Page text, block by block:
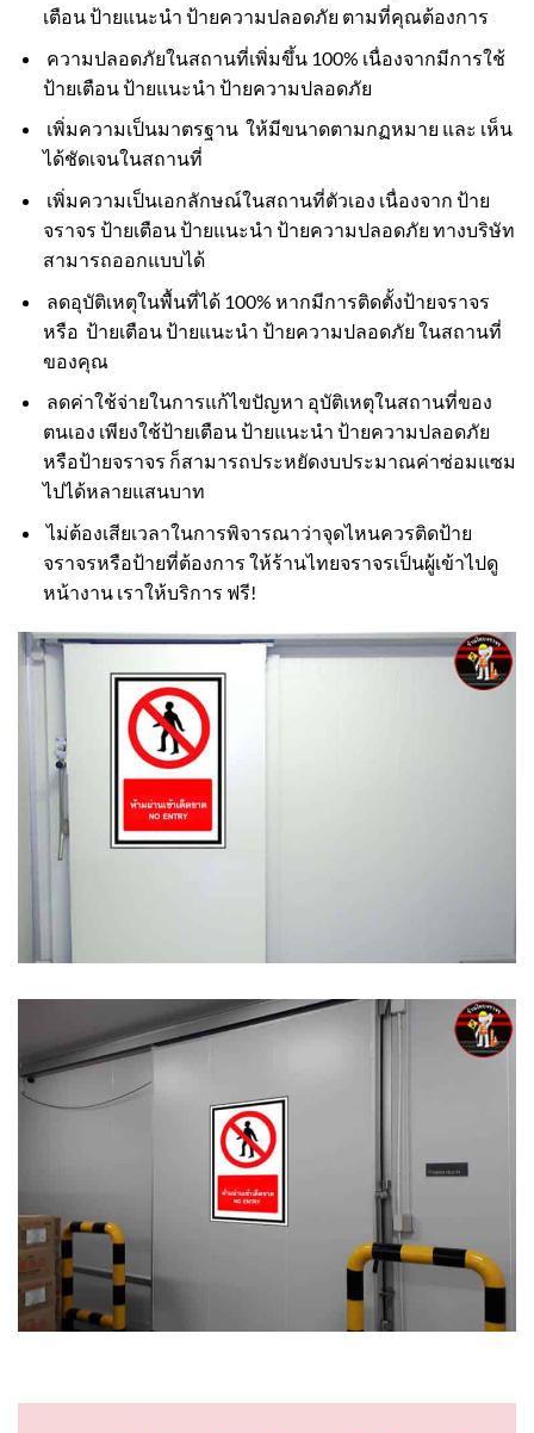
เตือน ป้ายแนะนำ ป้ายความปลอดภัย ตามที่คุณต้องการ
ความปลอดภัยในสถานที่เพิ่มขึ้น 100% เนื่องจากมีการใช้
ป้ายเตือน ป้ายแนะนำ ป้ายความปลอดภัย
เพิ่มความเป็นมาตรฐาน ให้มีขนาดตามกฏหมาย และ เห็น
ได้ชัดเจนในสถานที่
เพิ่มความเป็นเอกลักษณ์ในสถานที่ตัวเอง เนื่องจาก ป้าย
จราจร ป้ายเตือน ป้ายแนะนำ ป้ายความปลอดภัย ทางบริษัท
สามารถออกแบบได้
ลดอุบัติเหตุในพื้นที่ได้ 100% หากมีการติดตั้งป้ายจราจร
หรือ ป้ายเตือน ป้ายแนะนำ ป้ายความปลอดภัย ในสถานที่
ของคุณ
ลดค่าใช้จ่ายในการแก้ไขปัญหา อุบัติเหตุในสถานที่ของ
ตนเอง เพียงใช้ป้ายเตือน ป้ายแนะนำ ป้ายความปลอดภัย
หรือป้ายจราจร ก็สามารถประหยัดงบประมาณค่าซ่อมแซม
ไปได้หลายแสนบาท
ไม่ต้องเสียเวลาในการพิจารณาว่าจุดไหนควรติดป้าย
จราจรหรือป้ายที่ต้องการ ให้ร้านไทยจราจรเป็นผู้เข้าไปดู
หน้างาน เราให้บริการ ฟรี!